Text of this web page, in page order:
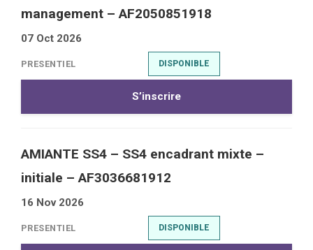
management – AF2050851918
07 Oct 2026
PRESENTIEL DISPONIBLE
S’inscrire
AMIANTE SS4 – SS4 encadrant mixte –
initiale – AF3036681912
16 Nov 2026
PRESENTIEL DISPONIBLE